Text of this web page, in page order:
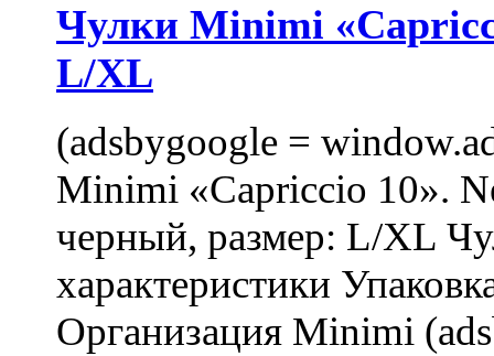
Чулки Minimi
L/XL
(adsbygoogle =
Minimi «Capriccio 10».
черный, размер: L/XL
характеристики
Организация Minimi